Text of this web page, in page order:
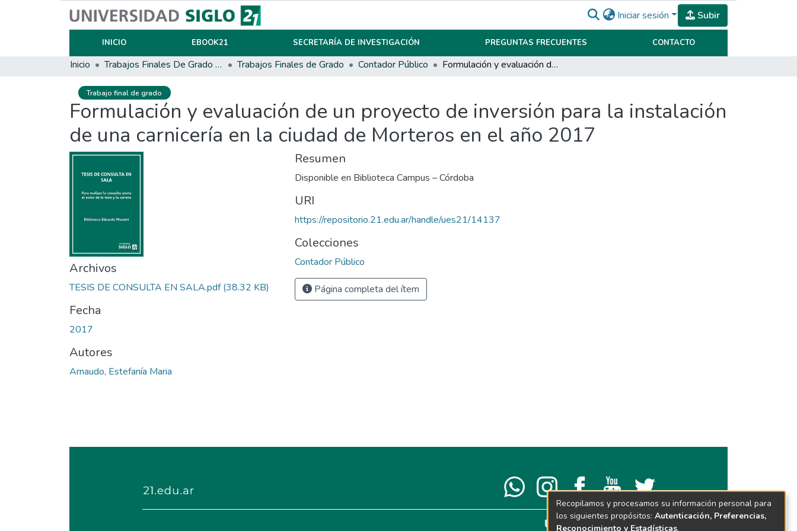
Iniciar sesión Subir
INICIO EBOOK21 SECRETARÍA DE INVESTIGACIÓN PREGUNTAS FRECUENTES CONTACTO
Inicio Trabajos Finales De Grado Y Posgrado Trabajos Finales de Grado Contador Público Formulación y evaluación de un proyecto de inversión para la instalación de una carnicería en la ciudad de Morteros en el año 2017
Trabajo final de grado
Formulación y evaluación de un proyecto de inversión para la instalación
de una carnicería en la ciudad de Morteros en el año 2017
Archivos
TESIS DE CONSULTA EN SALA.pdf(38.32 KB)
Fecha
2017
Autores
Arnaudo, Estefanía Maria
Resumen
Disponible en Biblioteca Campus – Córdoba
URI
https://repositorio.21.edu.ar/handle/ues21/14137
Colecciones
Contador Público
Página completa del ítem
Recopilamos y procesamos su información personal para
los siguientes propósitos: Autenticación, Preferencias,
Reconocimiento y Estadísticas.